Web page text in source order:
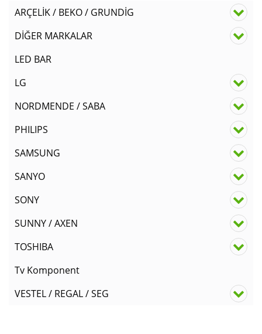
ARÇELİK / BEKO / GRUNDİG
DİĞER MARKALAR
LED BAR
LG
NORDMENDE / SABA
PHILIPS
SAMSUNG
SANYO
SONY
SUNNY / AXEN
TOSHIBA
Tv Komponent
VESTEL / REGAL / SEG